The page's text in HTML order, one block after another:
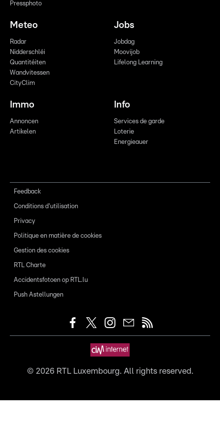
Pressphoto
Meteo
Radar
Nidderschléi
Quantitéiten
Wandvitessen
CityClim
Jobs
Jobdag
Moovijob
Lifelong Learning
Immo
Annoncen
Artikelen
Info
Services de garde
Loterie
Energieauer
Feedback
Conditions d'utilisation
Privacy
Politique en matière de cookies
Gestion des cookies
RTL Charte
Accidentsfotoen op RTL.lu
Push Astellungen
© 2026RTL Luxembourg. All rights reserved.